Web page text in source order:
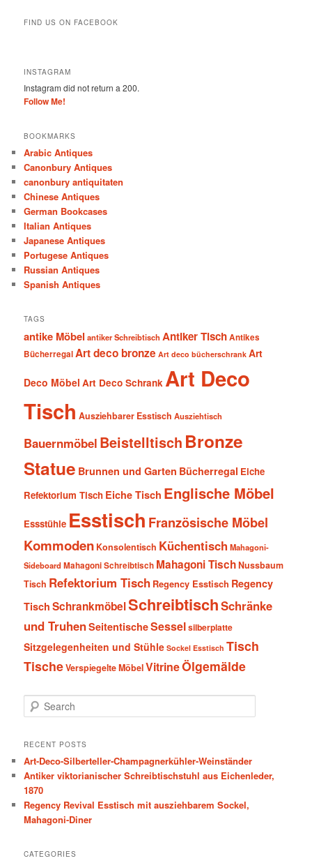
FIND US ON FACEBOOK
INSTAGRAM
Instagram did not return a 200.
Follow Me!
BOOKMARKS
Arabic Antiques
Canonbury Antiques
canonbury antiquitaten
Chinese Antiques
German Bookcases
Italian Antiques
Japanese Antiques
Portugese Antiques
Russian Antiques
Spanish Antiques
TAGS
antike Möbel antiker Schreibtisch Antiker TischAntikes
BücherregalArt deco bronze Art deco bücherschrank Art
Deco Möbel Art Deco Schrank Art Deco
Tisch Ausziehbarer Esstisch Ausziehtisch
Bauernmöbel Beistelltisch Bronze
Statue Brunnen und Garten Bücherregal Eiche
Refektorium Tisch Eiche Tisch Englische Möbel
Essstühle Esstisch Französische Möbel
Kommoden Konsolentisch Küchentisch Mahagoni-
SideboardMahagoni Schreibtisch Mahagoni TischNussbaum
Tisch Refektorium Tisch Regency Esstisch Regency
Tisch SchrankmöbelSchreibtischSchränke
und TruhenSeitentischeSesselsilberplatte
Sitzgelegenheiten und Stühle Sockel Esstisch Tisch
TischeVerspiegelte MöbelVitrineÖlgemälde
e
r
h
RECENT POSTS
Art-Deco-Silberteller-Champagnerkühler-Weinständer
Antiker viktorianischer Schreibtischstuhl aus Eichenleder,
1870
Regency Revival Esstisch mit ausziehbarem Sockel,
Mahagoni-Diner
CATEGORIES